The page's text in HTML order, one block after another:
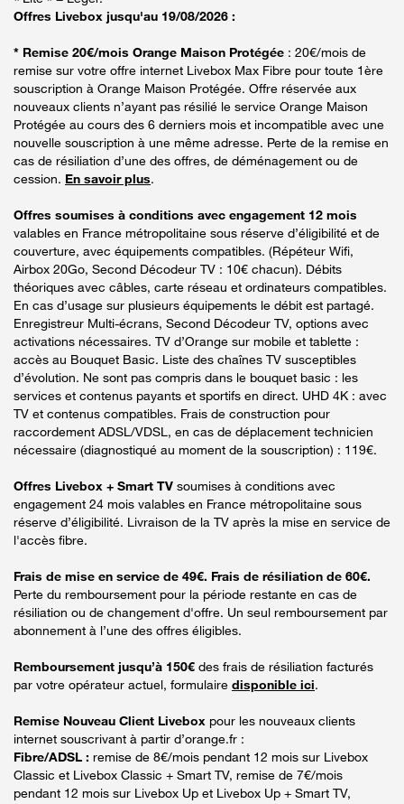
Offres Livebox jusqu'au 19/08/2026 :
* Remise 20€/mois Orange Maison Protégée : 20€/mois de
remise sur votre offre internet Livebox Max Fibre pour toute 1ère
souscription à Orange Maison Protégée. Offre réservée aux
nouveaux clients n’ayant pas résilié le service Orange Maison
Protégée au cours des 6 derniers mois et incompatible avec une
nouvelle souscription à une même adresse. Perte de la remise en
cas de résiliation d’une des offres, de déménagement ou de
cession. En savoir plus.
Offres soumises à conditions avec engagement 12 mois
valables en France métropolitaine sous réserve d’éligibilité et de
couverture, avec équipements compatibles. (Répéteur Wifi,
Airbox 20Go, Second Décodeur TV : 10€ chacun). Débits
théoriques avec câbles, carte réseau et ordinateurs compatibles.
En cas d’usage sur plusieurs équipements le débit est partagé.
Enregistreur Multi-écrans, Second Décodeur TV, options avec
activations nécessaires. TV d’Orange sur mobile et tablette :
accès au Bouquet Basic. Liste des chaînes TV susceptibles
d’évolution. Ne sont pas compris dans le bouquet basic : les
services et contenus payants et sportifs en direct. UHD 4K : avec
TV et contenus compatibles. Frais de construction pour
raccordement ADSL/VDSL, en cas de déplacement technicien
nécessaire (diagnostiqué au moment de la souscription) : 119€.
Offres Livebox + Smart TV soumises à conditions avec
engagement 24 mois valables en France métropolitaine sous
réserve d’éligibilité. Livraison de la TV après la mise en service de
l'accès fibre.
Frais de mise en service de 49€. Frais de résiliation de 60€.
Perte du remboursement pour la période restante en cas de
résiliation ou de changement d'offre. Un seul remboursement par
abonnement à l’une des offres éligibles.
Remboursement jusqu’à 150€ des frais de résiliation facturés
par votre opérateur actuel, formulaire disponible ici.
Remise Nouveau Client Livebox pour les nouveaux clients
internet souscrivant à partir d’orange.fr :
Fibre/ADSL : remise de 8€/mois pendant 12 mois sur Livebox
Classic et Livebox Classic + Smart TV, remise de 7€/mois
pendant 12 mois sur Livebox Up et Livebox Up + Smart TV,